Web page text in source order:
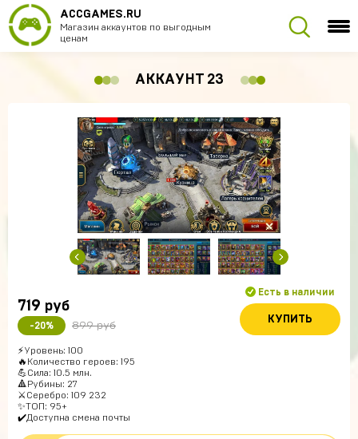
ACCGAMES.RU
Магазин аккаунтов по выгодным
ценам
АККАУНТ 23
719 руб
-20% 899 руб
Есть в наличии
КУПИТЬ
⚡Уровень: 100
🔥Количество героев: 195
💪Сила: 10.5 млн.
🔺Рубины: 27
⚔Серебро: 109 232
✨ТОП: 95+
✔️Доступна смена почты